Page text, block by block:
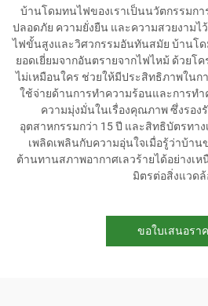
บ้านโดมทนไฟของเราเป็นนวัตกรรมก
ปลอดภัย ความยั่งยืน และความสวยงาม
ไฟขั้นสูงและวิศวกรรมอันทันสมัย บ้านโด
ยอดเยี่ยมจากอันตรายจากไฟไหม้ ด้วยโ
ไม่เหมือนใคร ช่วยให้มีประสิทธิภาพในก
ใช้จ่ายด้านการทำความร้อนและการทำ
ความมุ่งมั่นในเรื่องคุณภาพ ซึ่งรอ
อุตสาหกรรมกว่า 15 ปี และสิทธิบัตรทาง
เพลิดเพลินกับความอุ่นใจเมื่อรู้ว่าบ้า
ต้านทานสภาพอากาศเลวร้ายได้อย่างเ
มิตรต่อสิ่งแวดล้
ขอใบเสนอรา